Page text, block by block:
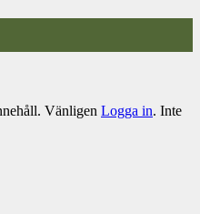
Vänligen Logga in. Inte